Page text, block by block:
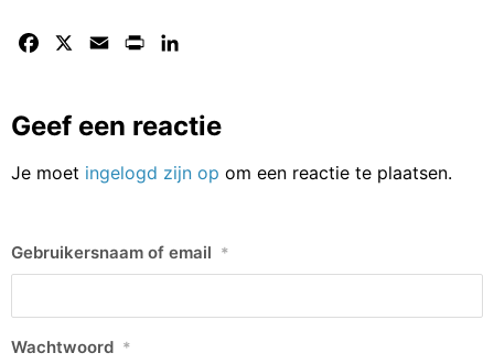
Facebook Email Print
Geef een reactie
Je moet ingelogd zijn op om een reactie te plaatsen.
Gebruikersnaam of email *
Wachtwoord *